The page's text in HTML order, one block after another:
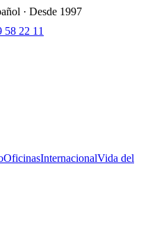
· Desde 1997
58 22 11
OficinasInternacionalVida del